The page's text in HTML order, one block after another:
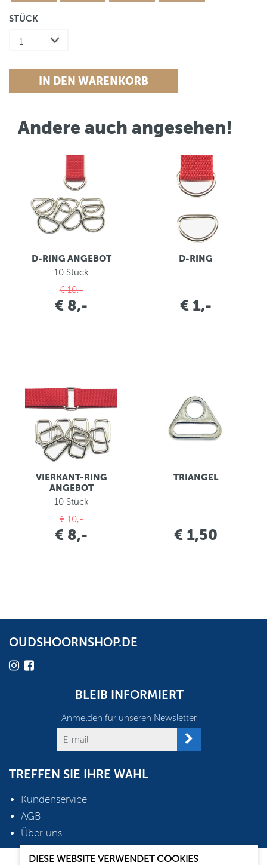
STÜCK
Andere auch angesehen!
D-RING ANGEBOT
10 Stück
€ 10,-
€ 8,-
D-RING
€ 1,-
VIERKANT-RING
ANGEBOT
10 Stück
€ 10,-
€ 8,-
TRIANGEL
€ 1,50
DIESE WEBSITE VERWENDET COOKIES
OUDSHOORNSHOP.DE
BLEIB INFORMIERT
Anmelden für unseren Newsletter
TREFFEN SIE IHRE WAHL
Kundenservice
AGB
Über uns